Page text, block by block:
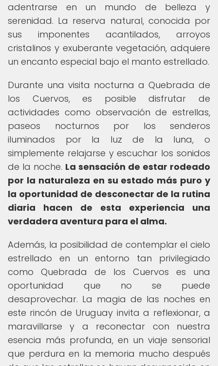
adentrarse en un mundo de belleza y
serenidad. La reserva natural, conocida por
sus imponentes acantilados, arroyos
cristalinos y exuberante vegetación, adquiere
un encanto especial bajo el manto estrellado.
Durante una visita nocturna a Quebrada de
los Cuervos, es posible disfrutar de
actividades como observación de estrellas,
paseos nocturnos por los senderos
iluminados por la luz de la luna, o
simplemente relajarse y escuchar los sonidos
de la noche. La sensación de estar rodeado
por la naturaleza en su estado más puro y
la oportunidad de desconectar de la rutina
diaria hacen de esta experiencia una
verdadera aventura para el alma.
Además, la posibilidad de contemplar el cielo
estrellado en un entorno tan privilegiado
como Quebrada de los Cuervos es una
oportunidad que no se puede
desaprovechar. La magia de las noches en
este rincón de Uruguay invita a reflexionar, a
maravillarse y a reconectar con nuestra
esencia más profunda, en un viaje sensorial
que perdura en la memoria mucho después